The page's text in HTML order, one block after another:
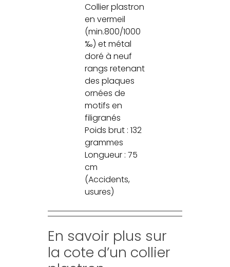
Collier plastron
en vermeil
(min.800/1000
‰) et métal
doré à neuf
rangs retenant
des plaques
ornées de
motifs en
filigranés
Poids brut : 132
grammes
Longueur : 75
cm
(Accidents,
usures)
En savoir plus sur
la cote d’un collier